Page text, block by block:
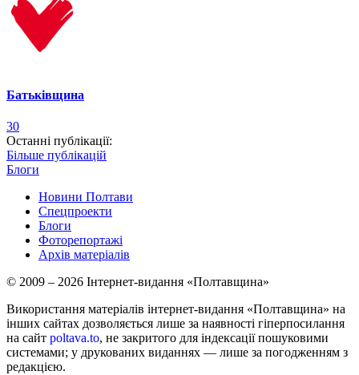
Батьківщина
30
Останні публікації:
Більше публікацій
Блоги
Новини Полтави
Спецпроекти
Блоги
Фоторепортажі
Архів матеріалів
© 2009 – 2026 Інтернет-видання «Полтавщина»
Використання матеріалів інтернет-видання «Полтавщина» на
інших сайтах дозволяється лише за наявності гіперпосилання
на сайт poltava.to, не закритого для індексації пошуковими
системами; у друкованих виданнях — лише за погодженням з
редакцією.